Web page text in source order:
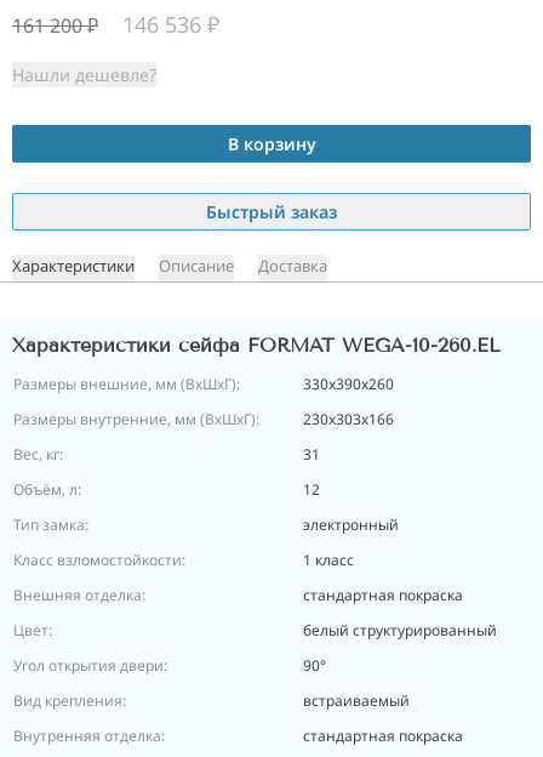
161 200₽ 146 536 ₽
Нашли дешевле?
В корзину
Быстрый заказ
Характеристики Описание Доставка
Характеристики сейфа FORMAT WEGA-10-260.EL
Размеры внешние, мм (ВхШхГ):
330х390х260
Размеры внутренние, мм (ВхШхГ):
230х303х166
Вес, кг:
31
Объём, л:
12
Тип замка:
электронный
Класс взломостойкости:
1 класс
Внешняя отделка:
стандартная покраска
Цвет:
белый структурированный
Угол открытия двери:
90°
Вид крепления:
встраиваемый
Внутренняя отделка:
стандартная покраска